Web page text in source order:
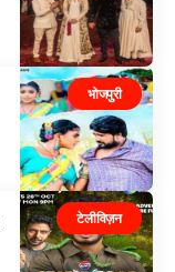
भोजपुरी
टेलीविज़न